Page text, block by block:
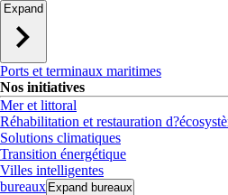
Expand
Ports et terminaux maritimes
Nos initiatives
Mer et littoral
Réhabilitation et restauration
Solutions climatiques
Transition énergétique
Villes intelligentes
bureaux Expand bureaux